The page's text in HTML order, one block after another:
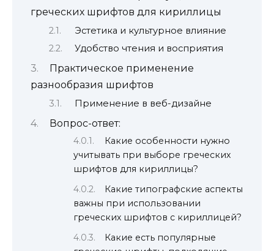
греческих шрифтов для кириллицы
Эстетика и культурное влияние
Удобство чтения и восприятия
Практическое применение
разнообразия шрифтов
Применение в веб-дизайне
Вопрос-ответ:
Какие особенности нужно
учитывать при выборе греческих
шрифтов для кириллицы?
Какие типографские аспекты
важны при использовании
греческих шрифтов с кириллицей?
Какие есть популярные